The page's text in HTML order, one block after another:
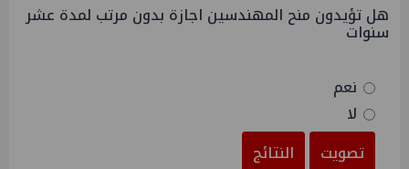
هل تؤيدون منح المهندسين اجازة بدون مرتب لمدة عشر
سنوات
نعم
لا
تصويت
النتائج